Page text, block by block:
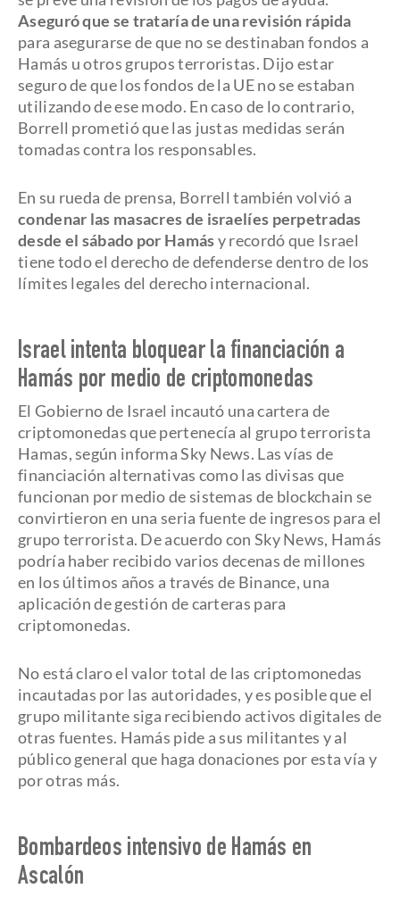
Aseguró que se trataría de una revisión rápida
para asegurarse de que no se destinaban fondos a
Hamás u otros grupos terroristas. Dijo estar
seguro de que los fondos de la UE no se estaban
utilizando de ese modo. En caso de lo contrario,
Borrell prometió que las justas medidas serán
tomadas contra los responsables.
En su rueda de prensa, Borrell también volvió a
condenar las masacres de israelíes perpetradas
desde el sábado por Hamásy recordó que Israel
tiene todo el derecho de defenderse dentro de los
límites legales del derecho internacional.
Israel intenta bloquear la financiación a
Hamás por medio de criptomonedas
El Gobierno de Israel incautó una cartera de
criptomonedas que pertenecía al grupo terrorista
Hamas, según informa Sky News. Las vías de
financiación alternativas como las divisas que
funcionan por medio de sistemas de blockchain se
convirtieron en una seria fuente de ingresos para el
grupo terrorista. De acuerdo con Sky News, Hamás
podría haber recibido varios decenas de millones
en los últimos años a través de Binance, una
aplicación de gestión de carteras para
criptomonedas.
No está claro el valor total de las criptomonedas
incautadas por las autoridades, y es posible que el
grupo militante siga recibiendo activos digitales de
otras fuentes. Hamás pide a sus militantes y al
público general que haga donaciones por esta vía y
por otras más.
Bombardeos intensivo de Hamás en
Ascalón